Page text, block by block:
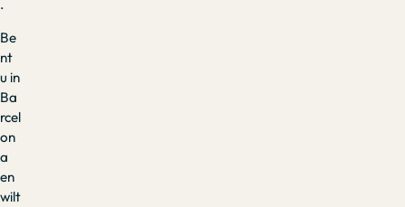
.
Be
nt
u in
Ba
rcel
on
a
en
wilt